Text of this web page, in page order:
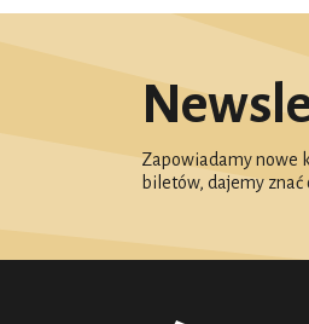
Zapowiadamy nowe
biletów, dajemy